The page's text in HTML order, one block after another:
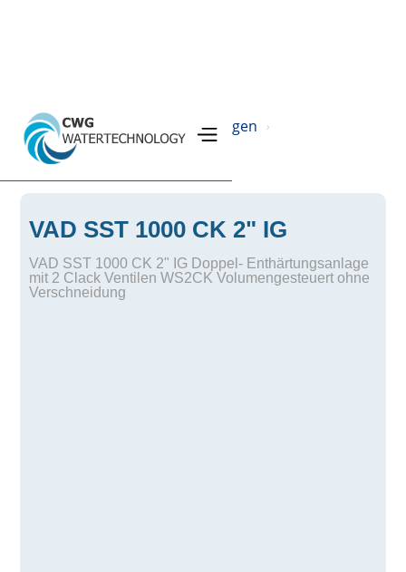
Home › Produkte Filteranlagen ›
SST Ionenaustauscheranlage
VAD SST 1000 CK 2" IG
VAD SST 1000 CK 2" IG Doppel- Enthärtungsanlage
mit 2 Clack Ventilen WS2CK Volumengesteuert ohne
Verschneidung